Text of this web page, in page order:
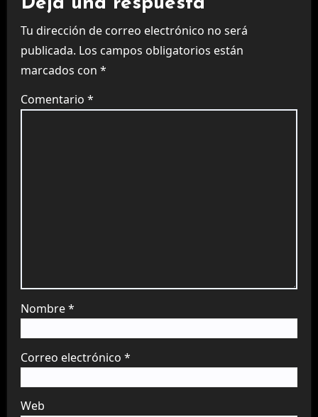
Tu dirección de correo electrónico no será
publicada. Los campos obligatorios están
marcados con *
Comentario *
Nombre*
Correo electrónico *
Web